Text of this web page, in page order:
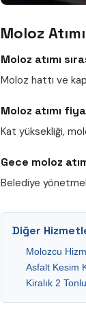
Moloz
Moloz atımı
Moloz hattı ve
Moloz atımı
Kat yüksekliği,
Gece moloz
Belediye
Diğer
Molozcu
Asfalt Kesim
Kiralık 2